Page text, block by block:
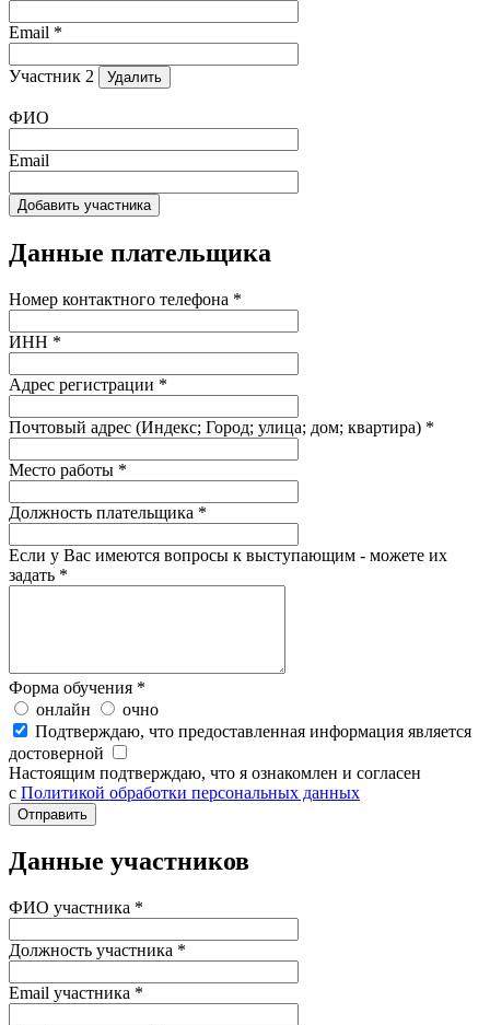
Email *
Участник 2 Удалить
ФИО
Email
Добавить участника
Данные плательщика
Номер контактного телефона *
ИНН *
Адрес регистрации *
Почтовый адрес (Индекс; Город; улица; дом; квартира) *
Место работы *
Должность плательщика *
Если у Вас имеются вопросы к выступающим - можете их
задать *
Форма обучения *
онлайн
очно
Подтверждаю, что предоставленная информация является
достоверной
Настоящим подтверждаю, что я ознакомлен и согласен
с Политикой обработки персональных данных
Данные участников
ФИО участника *
Должность участника *
Email участника *